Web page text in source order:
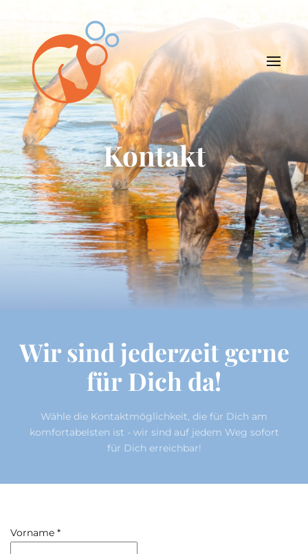
Kontakt
Wir sind jederzeit gerne
für Dich da!
Wähle die Kontaktmöglichkeit, die für Dich am
komfortabelsten ist - wir sind auf jedem Weg sofort
für Dich erreichbar!
Vorname *